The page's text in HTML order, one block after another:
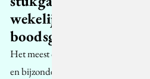
wekelijkse
boodsgrap
Het meest opmerkelijke
en bijzondere werk op